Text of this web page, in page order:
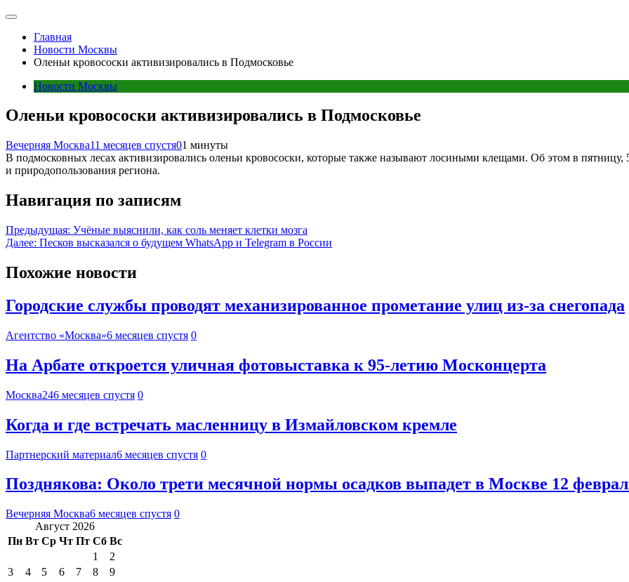
Главная
Новости Москвы
Оленьи кровососки активизировались в Подмосковье
Новости Москвы
Оленьи кровососки активизировались в Подмосковье
Вечерняя Москва11 месяцев спустя01 минуты
В подмосковных лесах активизировались оленьи кровососки, которые также называют лосиными клещами. Об этом в
и природопользования региона.
Навигация по записям
Предыдущая: Учёные выяснили, как соль меняет клетки мозга
Далее: Песков высказался о будущем WhatsApp и Telegram в России
Похожие новости
Городские службы проводят механизированное прометание улиц из-за снегопада
Агентство «Москва»6 месяцев спустя 0
На Арбате откроется уличная фотовыставка к 95-летию Москонцерта
Москва246 месяцев спустя 0
Когда и где встречать масленницу в Измайловском кремле
Партнерский материал6 месяцев спустя 0
Позднякова: Около трети месячной нормы осадков выпадет в Москве 12
Вечерняя Москва6 месяцев спустя 0
Август 2026
Пн Вт Ср Чт Пт Сб Вс
1
2
3
4 5 6 7 8
9